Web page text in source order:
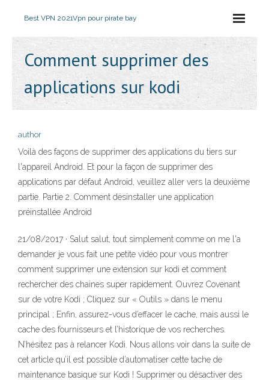
Best VPN 2021Vpn pour pirate bay
Comment supprimer des
applications sur kodi
author
Voilà des façons de supprimer des applications du tiers sur
l'appareil Android. Et pour la façon de supprimer des
applications par défaut Android, veuillez aller vers la deuxième
partie. Partie 2. Comment désinstaller une application
préinstallée Android
21/08/2017 · Salut salut, tout simplement comme on me l'a
demander je vous fait une petite vidéo pour vous montrer
comment supprimer une extension sur kodi et comment
rechercher des chaines super rapidement. Ouvrez Covenant
sur de votre Kodi ; Cliquez sur « Outils » dans le menu
principal ; Enfin, assurez-vous d’effacer le cache, mais aussi le
cache des fournisseurs et l’historique de vos recherches.
N’hésitez pas à relancer Kodi. Nous allons voir dans la suite de
cet article qu’il est possible d’automatiser cette tache de
maintenance basique sur Kodi ! Supprimer ou désactiver des